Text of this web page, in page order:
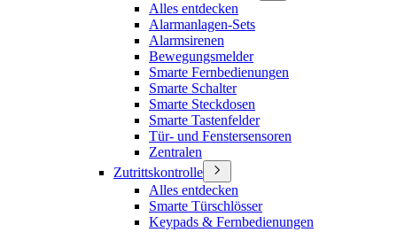
Alles entdecken
Alarmanlagen-Sets
Alarmsirenen
Bewegungsmelder
Smarte Fernbedienungen
Smarte Schalter
Smarte Steckdosen
Smarte Tastenfelder
Tür- und Fenstersensoren
Zentralen
Zutrittskontrolle
Alles entdecken
Smarte Türschlösser
Keypads & Fernbedienungen